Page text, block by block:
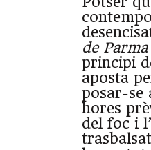
de Parma
principi
aposta
posar-se
hores
del foc i